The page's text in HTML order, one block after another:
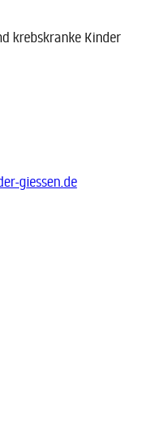
krebskranke Kinder
giessen.de